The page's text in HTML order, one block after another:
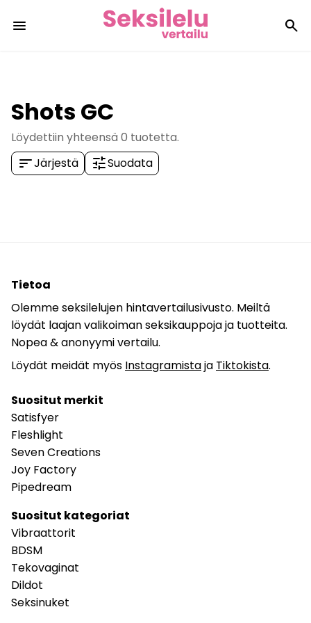
menu search
Shots GC
Löydettiin yhteensä 0 tuotetta.
sortJärjestä tuneSuodata
Tietoa
Olemme seksilelujen hintavertailusivusto. Meiltä
löydät laajan valikoiman seksikauppoja ja tuotteita.
Nopea & anonyymi vertailu.
Löydät meidät myös Instagramistaja Tiktokista.
Suositut merkit
Satisfyer
Fleshlight
Seven Creations
Joy Factory
Pipedream
Suositut kategoriat
Vibraattorit
BDSM
Tekovaginat
Dildot
Seksinuket